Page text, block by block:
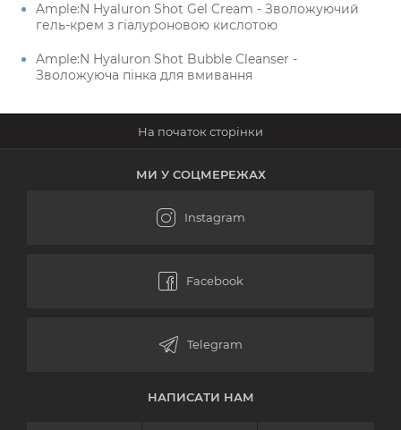
Ample:N Hyaluron Shot Gel Cream - Зволожуючий
гель-крем з гіалуроновою кислотою
Ample:N Hyaluron Shot Bubble Cleanser -
Зволожуюча пінка для вмивання
МИ У СОЦМЕРЕЖАХ
НАПИСАТИ НАМ